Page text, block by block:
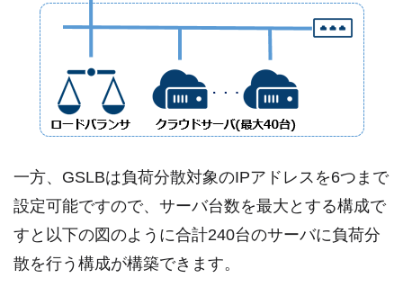
一方、GSLBは負荷分散対象のIPアドレスを6つまで
設定可能ですので、サーバ台数を最大とする構成で
すと以下の図のように合計240台のサーバに負荷分
散を行う構成が構築できます。